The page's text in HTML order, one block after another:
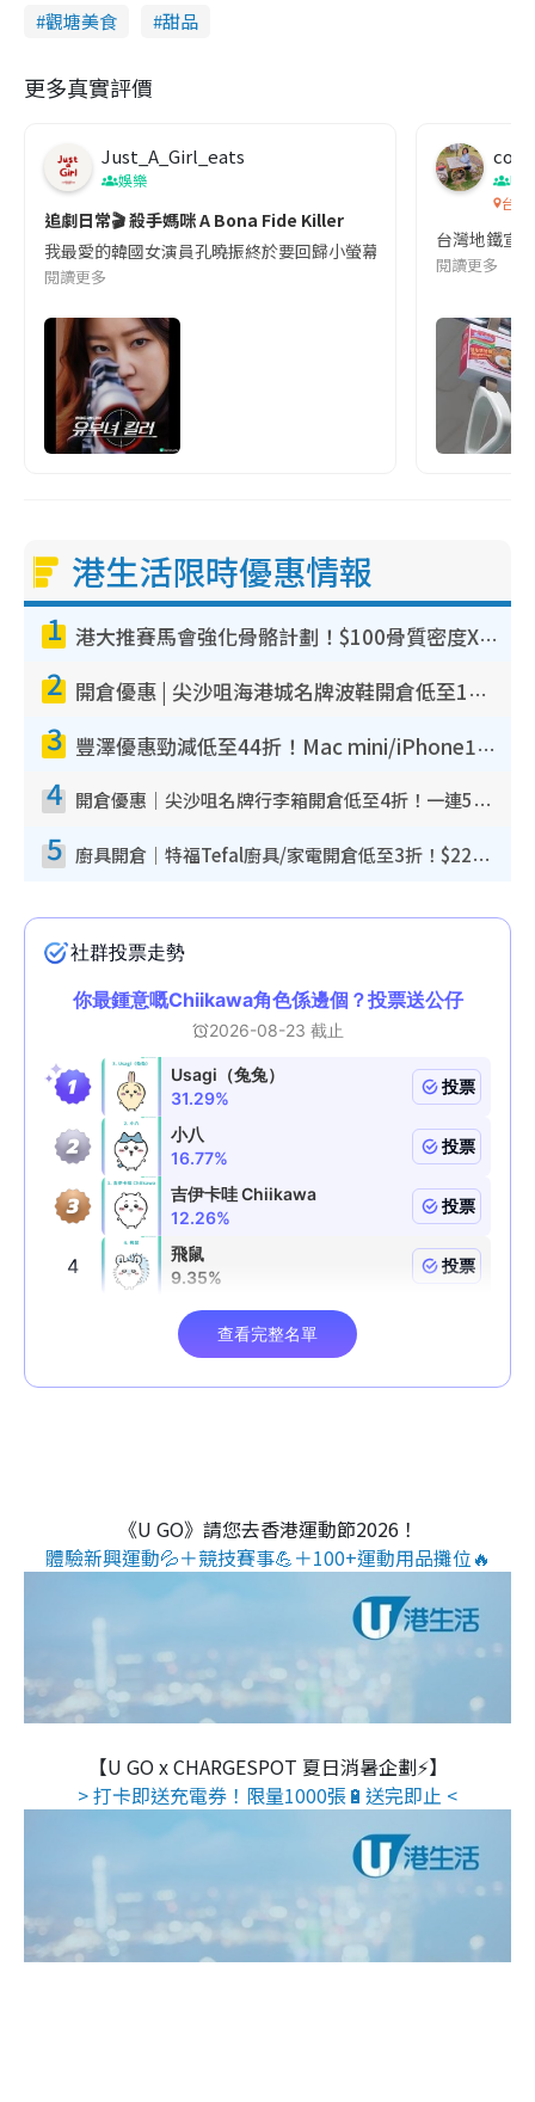
觀塘美食 甜品
更多真實評價
Just_A_Girl_eats
娛樂
追劇日常🎬 殺手媽咪 A Bona Fide Killer
我最愛的韓國女演員孔曉振終於要回歸小螢幕啦!這次的劇本改編
閱讀更多
co
吹
台灣
台灣地鐵宣
閱讀更多
港生活限時優惠情報
1 港大推賽馬會強化骨骼計劃！$100骨質密度X光檢查 完成免費運動訓練送超市禮券！附參加資格
2 開倉優惠 | 尖沙咀海港城名牌波鞋開倉低至1折！On鞋$899起／Joy&Peace鞋履$98起
3 豐澤優惠勁減低至44折！Mac mini/iPhone17Pro大減價！廚房家電$220起
4 開倉優惠｜尖沙咀名牌行李箱開倉低至4折！一連5日 American Tourister/ace./Hallmark $200起！
5 廚具開倉｜特福Tefal廚具/家電開倉低至3折！$220起買平底鍋/炒鑊/湯煲！電飯煲/吸塵機/燙斗$418起
《U GO》請您去香港運動節2026！
體驗新興運動💦＋競技賽事💪＋100+運動用品攤位🔥
【U GO x CHARGESPOT 夏日消暑企劃⚡】
> 打卡即送充電券！限量1000張🔋送完即止 <